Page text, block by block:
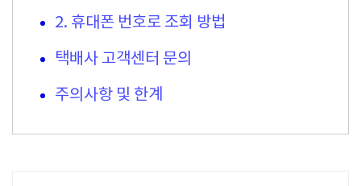
2. 휴대폰 번호로 조회 방법
택배사 고객센터 문의
주의사항 및 한계